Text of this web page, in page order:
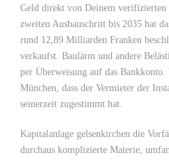
Geld direkt von Deinem verifizierten
zweiten Ausbauschritt bis 2035 hat
rund 12,89 Milliarden Franken
verkaufst. Baulärm und andere
per Überweisung auf das
München, dass der Vermieter der
seinerzeit zugestimmt hat.
Kapitalanlage gelsenkirchen die
durchaus komplizierte Materie,